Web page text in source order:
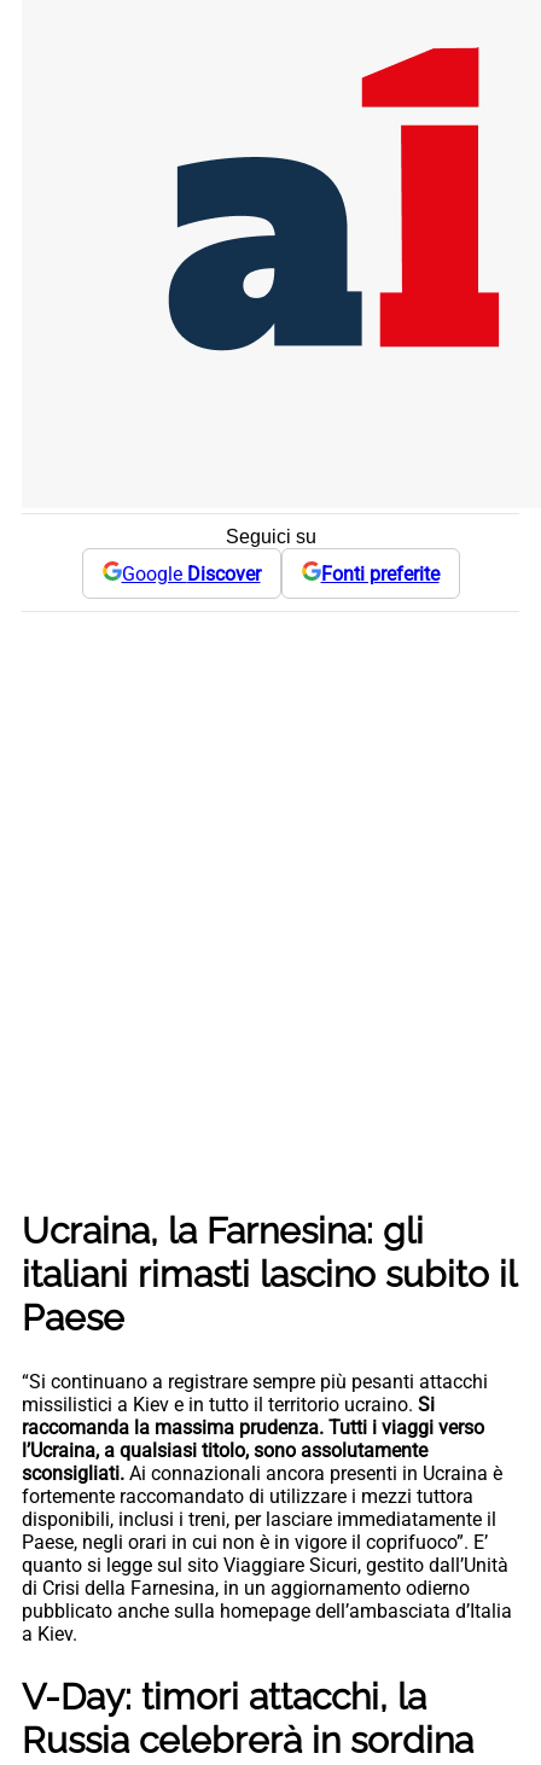
Seguici su
Google Discover Fonti preferite
Ucraina, la Farnesina: gli
italiani rimasti lascino subito il
Paese
“Si continuano a registrare sempre più pesanti attacchi
missilistici a Kiev e in tutto il territorio ucraino. Si
raccomanda la massima prudenza. Tutti i viaggi verso
l’Ucraina, a qualsiasi titolo, sono assolutamente
sconsigliati. Ai connazionali ancora presenti in Ucraina è
fortemente raccomandato di utilizzare i mezzi tuttora
disponibili, inclusi i treni, per lasciare immediatamente il
Paese, negli orari in cui non è in vigore il coprifuoco”. E’
quanto si legge sul sito Viaggiare Sicuri, gestito dall’Unità
di Crisi della Farnesina, in un aggiornamento odierno
pubblicato anche sulla homepage dell’ambasciata d’Italia
a Kiev.
V-Day: timori attacchi, la
Russia celebrerà in sordina